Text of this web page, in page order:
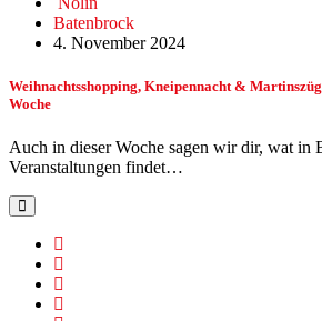
Batenbrock
4. November 2024
Weihnachtsshopping, Kneipennacht &
Woche
Auch in dieser Woche sagen wir dir, wat in
Veranstaltungen findet…